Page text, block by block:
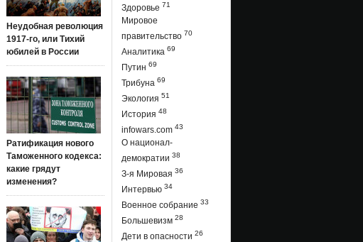
Неудобная революция
1917-го, или Тихий
юбилей в России
Ратификация нового
Таможенного кодекса:
какие грядут
изменения?
Здоровье 71
Мировое
правительство 70
Аналитика 69
Путин 69
Трибуна 69
Экология 51
История 48
infowars.com 43
О национал-
демократии 38
З-я Мировая 36
Интервью 34
Военное собрание 33
Большевизм 28
Дети в опасности 26